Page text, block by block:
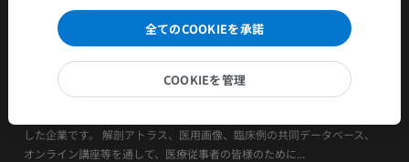
した企業です。 解剖アトラス、医用画像、臨床例の共同データベース、
オンライン講座等を通して、医療従事者の皆様のために...
全てのCOOKIEを承諾
COOKIEを管理